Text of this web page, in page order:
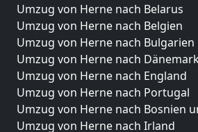
Umzug von Herne nach Belarus
Umzug von Herne nach Belgien
Umzug von Herne nach Bulgarien
Umzug von Herne nach
Umzug von Herne nach England
Umzug von Herne nach Portugal
Umzug von Herne nach Bosnien
Umzug von Herne nach Irland